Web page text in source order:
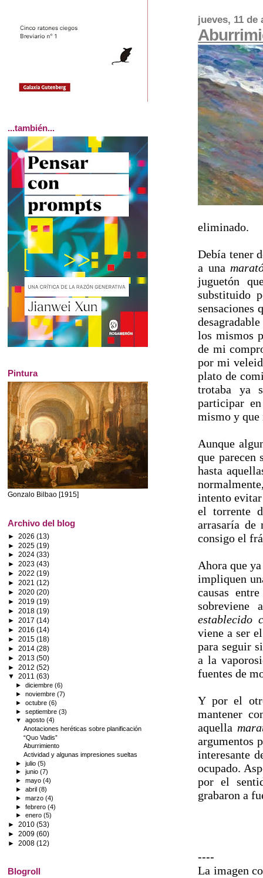
jueves, 11 de
eliminado.
Debía tener
a una
juguetón
substituido
sensaciones
los mismos
de mi
por mi
plato de
trotaba ya
participar
mismo y que
Aunque
que parecen
hasta
intento evitar
el torrente
arrasaría de
consigo el
Ahora que
impliquen
causas
establecido
viene a ser
para seguir
a la
fuentes de
Y por el
mantener
aquella
argumentos
interesante
ocupado.
por el
grabaron a
----
La imagen
...también...
Pintura
Gonzalo Bilbao [1915]
Archivo del blog
► 2026 (13)
► 2025 (19)
► 2024 (33)
► 2023 (43)
► 2022 (19)
► 2021 (12)
► 2020 (20)
► 2019 (19)
► 2018 (19)
► 2017 (14)
► 2016 (14)
► 2015 (18)
► 2014 (28)
► 2013 (50)
► 2012 (52)
▼ 2011 (63)
►diciembre(6)
►noviembre(7)
►octubre(6)
►septiembre(3)
▼agosto(4)
Anotaciones heréticas sobre planificación
“Quo Vadis”
Aburrimiento
Actividad y algunas impresiones sueltas
►julio(5)
►junio(7)
►mayo(4)
►abril(8)
►marzo(4)
►febrero(4)
►enero(5)
► 2010 (53)
► 2009 (60)
► 2008 (12)
Blogroll